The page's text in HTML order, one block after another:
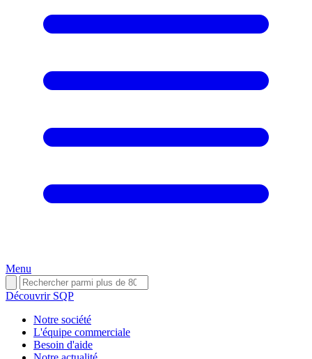
Menu
Découvrir SQP
Notre société
L'équipe commerciale
Besoin d'aide